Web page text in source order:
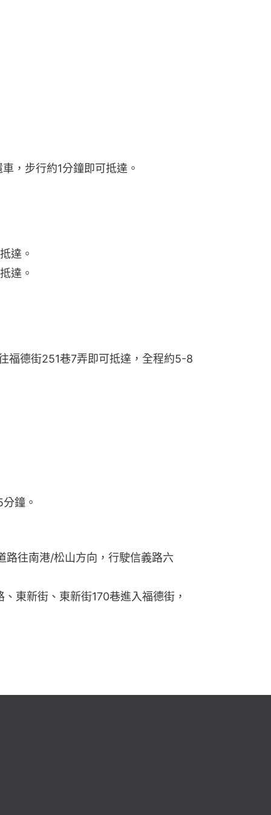
，步行約1分鐘即可抵達。
達。
達。
福德街251巷7弄即可抵達，全程約5-8
鐘。
往南港/松山方向，行駛信義路六
東新街、東新街170巷進入福德街，